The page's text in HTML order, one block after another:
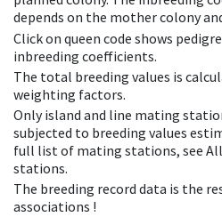
depends on the mother colony
Click on queen code shows
inbreeding coefficients.
The total breeding values is
weighting factors.
Only island and line mating
subjected to breeding values
full list of mating stations, see
stations.
The breeding record data is the
associations !